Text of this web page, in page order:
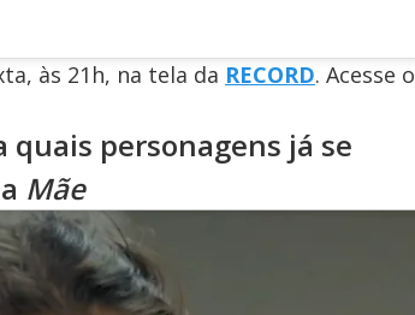
às 21h, na tela da RECORD. Acesse o
personagens já se
Mãe